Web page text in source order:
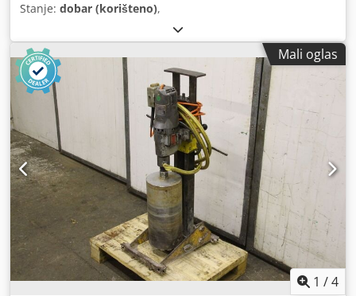
Stanje: dobar (korišteno),
Mali oglas
1 /4